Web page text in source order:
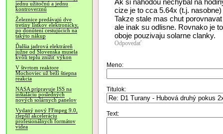
jednu užitočnú a jednu
kontroverznú
Železnice predávajú dve
tretiny lístkov elektronicky,
po donútení cestujúcich na
takýto nákup
Ďalšia jadrová elektráreň
južne od Slovenska musela
kvôli teplu znížiť výkon
V štvrtom reaktore
Mochoviec už beží štiepna
reakcia
NASA pripravuje ISS na
inštaláciu posledných
nových solárnych panelov
Vydaný nový FFmpeg 9.0,
zlepšil akceleráciu
profesionálnych formátov
videa
Ak si nahodou nechybal na
cize je to cca 5.64x (t.j.
Takze stale mas chut
ale inak su odlisne. Rovnako je
oboje pouzivaju solarne clanky.
Odpovedať
Meno:
Titulok:
Text: